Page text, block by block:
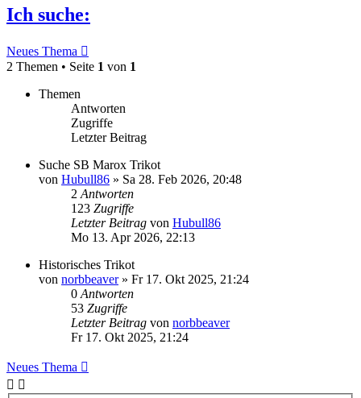
Ich suche:
Neues Thema
2 Themen • Seite 1 von 1
Themen
Antworten
Zugriffe
Letzter Beitrag
Suche SB Marox Trikot
von Hubull86 » Sa 28. Feb 2026, 20:48
2 Antworten
123 Zugriffe
Letzter Beitrag von Hubull86
Mo 13. Apr 2026, 22:13
Historisches Trikot
von norbbeaver» Fr 17. Okt 2025, 21:24
0 Antworten
53 Zugriffe
Letzter Beitrag von norbbeaver
Fr 17. Okt 2025, 21:24
Neues Thema